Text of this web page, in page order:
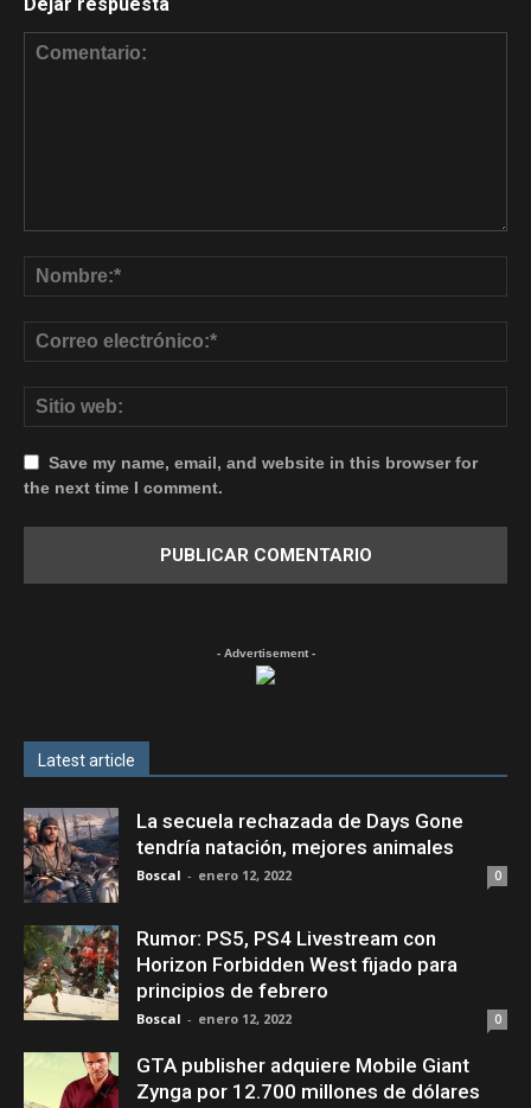
Save my name, email, and website in this browser for
the next time I comment.
- Advertisement -
Latest article
La secuela rechazada de Days Gone
tendría natación, mejores animales
Boscal - enero 12, 2022 0
Rumor: PS5, PS4 Livestream con
Horizon Forbidden West fijado para
principios de febrero
Boscal - enero 12, 2022 0
GTA publisher adquiere Mobile Giant
Zynga por 12.700 millones de dólares